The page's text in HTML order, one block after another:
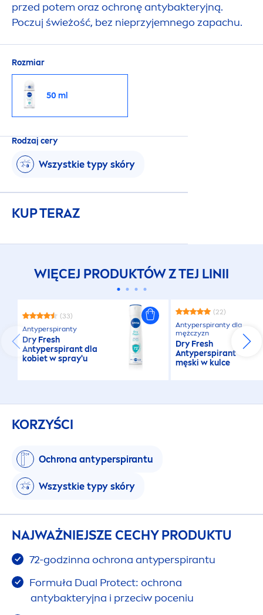
przed potem oraz ochronę antybakteryjną.
Poczuj świeżość, bez nieprzyjemnego zapachu.
Rozmiar
50 ml
Rodzaj cery
Wszystkie typy skóry
KUP TERAZ
WIĘCEJ PRODUKTÓW Z TEJ LINII
(33)
Antyperspiranty
DryFresh
Antyperspirant dla
kobiet w spray'u
(22)
Antyperspiranty dla
mężczyzn
DryFresh
Antyperspirant
męski w kulce
KORZYŚCI
Ochrona antyperspirantu
Wszystkie typy skóry
NAJWAŻNIEJSZE CECHY PRODUKTU
72-godzinna ochrona antyperspirantu
Formuła Dual Protect: ochrona
antybakteryjna i przeciw poceniu